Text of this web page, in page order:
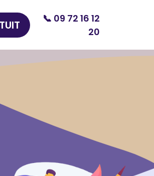
📞 09 72 16 12
20